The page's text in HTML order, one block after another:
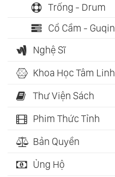
Trống - Drum
Cổ Cầm - Guqin
Nghệ Sĩ
Khoa Học Tâm Linh
Thư Viện Sách
Phim Thức Tỉnh
Bản Quyền
Ủng Hộ